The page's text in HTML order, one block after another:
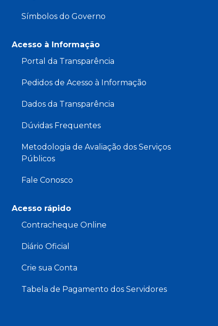
Símbolos do Governo
Acesso à Informação
Portal da Transparência
Pedidos de Acesso à Informação
Dados da Transparência
Dúvidas Frequentes
Metodologia de Avaliação dos Serviços
Públicos
Fale Conosco
Acesso rápido
Contracheque Online
Diário Oficial
Crie sua Conta
Tabela de Pagamento dos Servidores